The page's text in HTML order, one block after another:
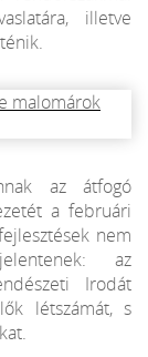
illetve
az átfogó
a februári
nem
az
Irodát
létszámát, s